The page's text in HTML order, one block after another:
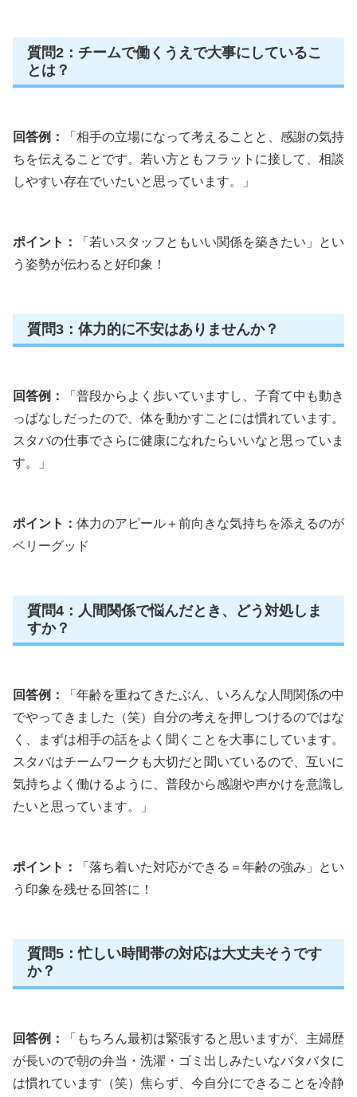
質問2：チームで働くうえで大事にしているこ
とは？
回答例：
「相手の立場になって考えることと、感謝の気持
ちを伝えることです。若い方ともフラットに接して、相談
しやすい存在でいたいと思っています。」
ポイント：
「若いスタッフともいい関係を築きたい」とい
う姿勢が伝わると好印象！
質問3：体力的に不安はありませんか？
回答例：
「普段からよく歩いていますし、子育て中も動き
っぱなしだったので、体を動かすことには慣れています。
スタバの仕事でさらに健康になれたらいいなと思っていま
す。」
ポイント： 体力のアピール＋前向きな気持ちを添えるのが
ベリーグッド
質問4：人間関係で悩んだとき、どう対処しま
すか？
回答例：
「年齢を重ねてきたぶん、いろんな人間関係の中
でやってきました（笑）自分の考えを押しつけるのではな
く、まずは相手の話をよく聞くことを大事にしています。
スタバはチームワークも大切だと聞いているので、互いに
気持ちよく働けるように、普段から感謝や声かけを意識し
たいと思っています。」
ポイント：
「落ち着いた対応ができる＝年齢の強み」とい
う印象を残せる回答に！
質問5：忙しい時間帯の対応は大丈夫そうです
か？
回答例：
「もちろん最初は緊張すると思いますが、主婦歴
が長いので朝の弁当・洗濯・ゴミ出しみたいなバタバタに
は慣れています（笑）焦らず、今自分にできることを冷静